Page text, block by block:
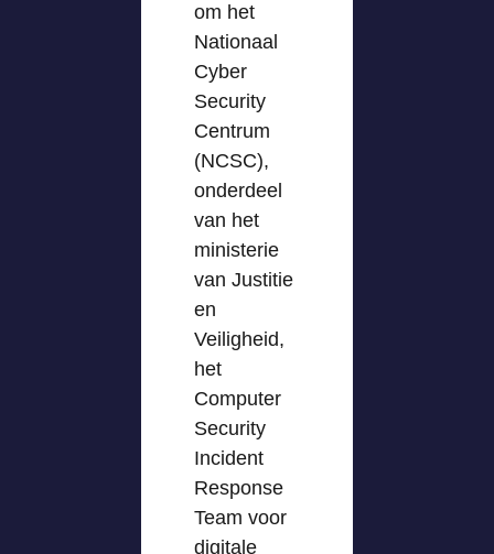
om het
Nationaal
Cyber
Security
Centrum
(NCSC),
onderdeel
van het
ministerie
van Justitie
en
Veiligheid,
het
Computer
Security
Incident
Response
Team voor
digitale